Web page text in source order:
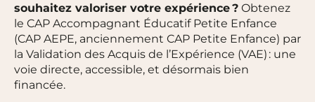
souhaitez valoriser votre expérience ? Obtenez
le CAP Accompagnant Éducatif Petite Enfance
(CAP AEPE, anciennement CAP Petite Enfance) par
la Validation des Acquis de l’Expérience (VAE) : une
voie directe, accessible, et désormais bien
financée.